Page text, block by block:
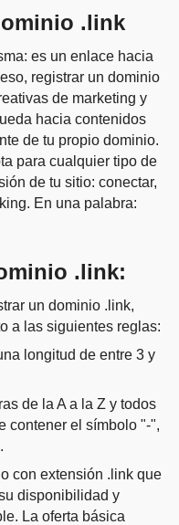
.link
es un enlace hacia
registrar un dominio
de marketing y
hacia contenidos
de tu propio dominio.
para cualquier tipo de
de tu sitio: conectar,
En una palabra:
.link:
un dominio .link,
a las siguientes reglas:
longitud de entre 3 y
de la A a la Z y todos
contener el símbolo "-",
con extensión .link que
disponibilidad y
La oferta básica